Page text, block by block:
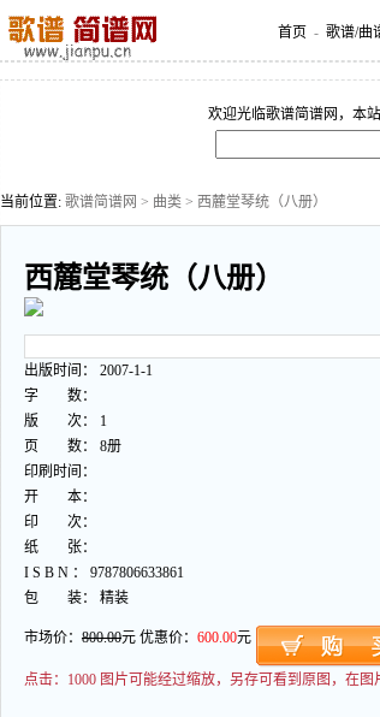
首页 - 歌谱/曲
欢迎光临歌谱简谱网，本
当前位置: 歌谱简谱网 > 曲类 > 西麓堂琴统（八册）
西麓堂琴统（八册）
出版时间： 2007-1-1
字 数：
版 次： 1
页 数： 8册
印刷时间：
开 本：
印 次：
纸 张：
I S B N ： 9787806633861
包 装： 精装
市场价： 800.00元 优惠价： 600.00元
点击： 1000 图片可能经过缩放，另存可看到原图，在